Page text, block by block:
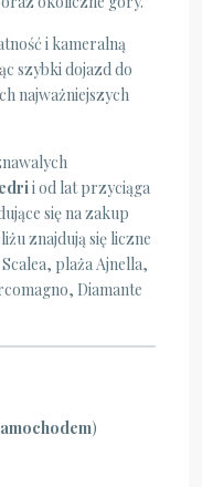
i kameralną
szybki dojazd do
najważniejszych
i od lat przyciąga
się na zakup
znajdują się liczne
plaża Ajnella,
Diamante
)